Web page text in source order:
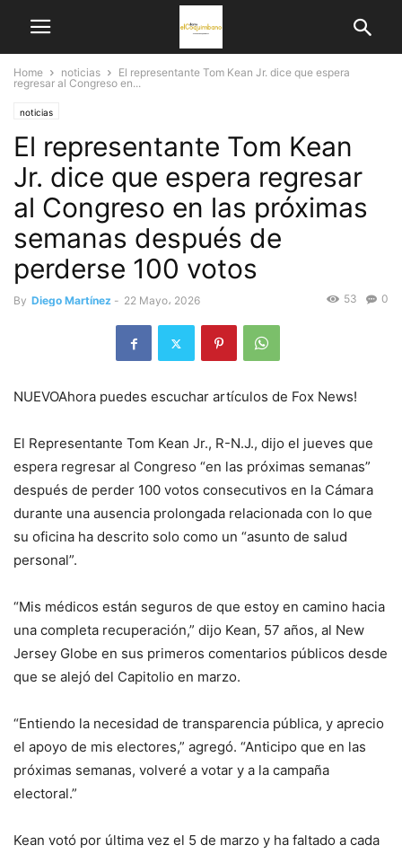
Home noticias
El representante Tom Kean Jr. dice que espera
regresar al Congreso en...
noticias
El representante Tom Kean
Jr. dice que espera regresar
al Congreso en las próximas
semanas después de
perderse 100 votos
By Diego Martínez - 22 Mayo، 2026 0
53
NUEVOAhora puedes escuchar artículos de Fox News!
El Representante Tom Kean Jr., R-N.J., dijo el jueves que
espera regresar al Congreso “en las próximas semanas”
después de perder 100 votos consecutivos en la Cámara
durante una ausencia prolongada relacionada con lo que
su oficina ha descrito solo como un “asunto de salud
personal”.
“Mis médicos están seguros de que estoy en camino hacia
una completa recuperación,” dijo Kean, 57 años, al New
Jersey Globe en sus primeros comentarios públicos desde
que se alejó del Capitolio en marzo.
“Entiendo la necesidad de transparencia pública, y aprecio
el apoyo de mis electores,” agregó. “Anticipo que en las
próximas semanas, volveré a votar y a la campaña
electoral.”
Kean votó por última vez el 5 de marzo y ha faltado a cada